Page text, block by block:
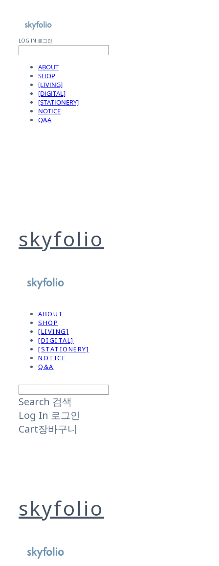
LOG IN 로그인
ABOUT
SHOP
[LIVING]
[DIGITAL]
[STATIONERY]
NOTICE
Q&A
skyfolio
ABOUT
SHOP
[LIVING]
[DIGITAL]
[STATIONERY]
NOTICE
Q&A
Search 검색
Log In 로그인
Cart장바구니
skyfolio